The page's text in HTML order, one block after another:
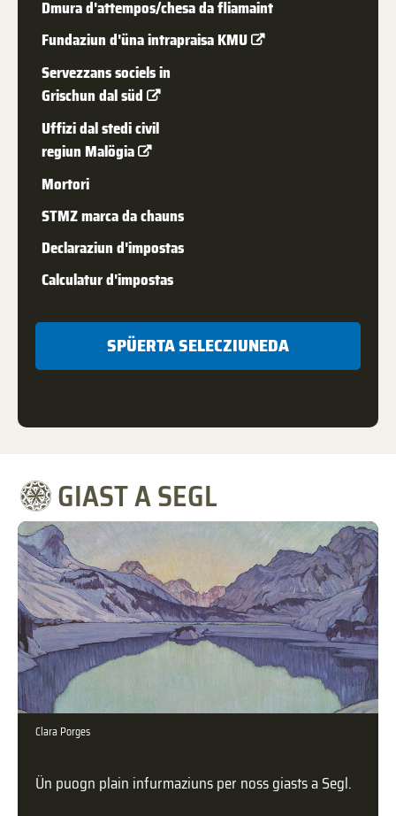
Dmura d'attempos/chesa da fliamaint
Fundaziun d'üna intrapraisa KMU
Servezzans sociels in
Grischun dal süd
Uffizi dal stedi civil
regiun Malögia
Mortori
STMZ marca da chauns
Declaraziun d'impostas
Calculatur d'impostas
SPÜERTA SELECZIUNEDA
GIAST A SEGL
Clara Porges
Ün puogn plain infurmaziuns per noss giasts a Segl.